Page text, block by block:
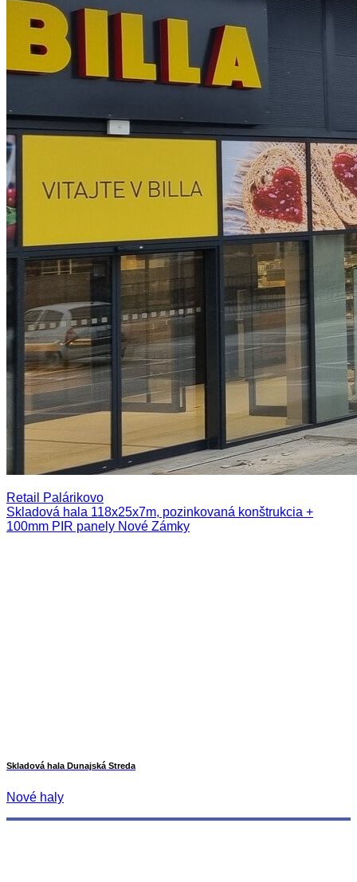
Retail Palárikovo
Skladová hala 118x25x7m, pozinkovaná konštrukcia +
100mm PIR panely Nové Zámky
Skladová hala Dunajská Streda
Nové haly